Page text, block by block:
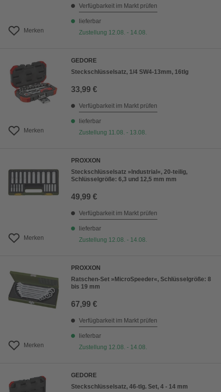
Merken
Verfügbarkeit im Markt prüfen
lieferbar
Zustellung 12.08. - 14.08.
Merken
GEDORE
Steckschlüsselsatz, 1/4 SW4-13mm, 16tlg
33,99 €
Verfügbarkeit im Markt prüfen
lieferbar
Zustellung 11.08. - 13.08.
Merken
PROXXON
Steckschlüsselsatz »Industrial«, 20-teilig,
Schlüsselgröße: 6,3 und 12,5 mm mm
49,99 €
Verfügbarkeit im Markt prüfen
lieferbar
Zustellung 12.08. - 14.08.
Merken
PROXXON
Ratschen-Set »MicroSpeeder«, Schlüsselgröße: 8
bis 19 mm
67,99 €
Verfügbarkeit im Markt prüfen
lieferbar
Zustellung 12.08. - 14.08.
GEDORE
Steckschlüsselsatz, 46-tlg. Set, 4 - 14 mm